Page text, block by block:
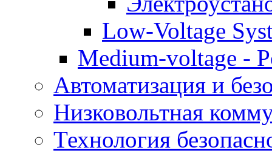
Low-Voltage
Medium-voltage -
Автоматизация и
Низковольтная
Технология